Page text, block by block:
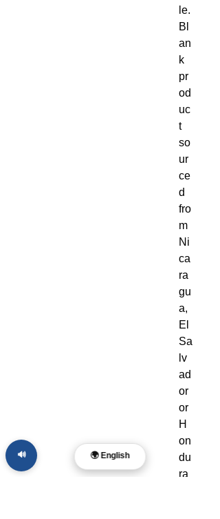
le.
Bl
an
k
pr
od
uc
t
so
ur
ce
d
fro
m
Ni
ca
ra
gu
a,
El
Sa
lv
ad
or
or
H
on
du
ra
🌍 English
🔊